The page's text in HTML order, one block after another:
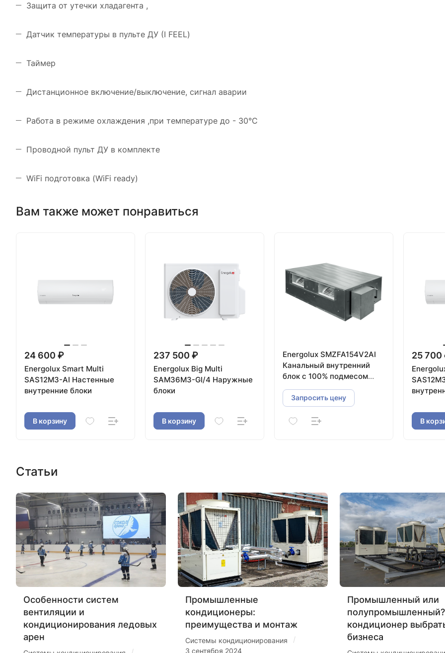
Защита от утечки хладагента ,
Датчик температуры в пульте ДУ (I FEEL)
Таймер
Дистанционное включение/выключение, сигнал аварии
Работа в режиме охлаждения ,при температуре до - 30°C
Проводной пульт ДУ в комплекте
WiFi подготовка (WiFi ready)
Вам также может понравиться
24 600 ₽
Energolux Smart Multi
SAS12M3-AI Настенные
внутренние блоки
В корзину
237 500 ₽
Energolux Big Multi
SAM36M3-GI/4 Наружные
блоки
В корзину
Energolux SMZFA154V2AI
Канальный внутренний
блок с 100% подмесом
свежего воздуха
Запросить цену
25 700
В
Статьи
Особенности систем
вентиляции и
кондиционирования ледовых
арен
Промышленные
кондиционеры:
преимущества и монтаж
Системы кондиционирования /
3 сентября 2024
Промышленный или
кондиционер
бизнеса